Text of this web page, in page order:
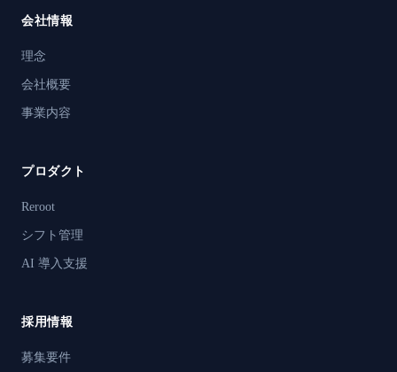
会社情報
理念
会社概要
事業内容
プロダクト
Reroot
シフト管理
AI 導入支援
採用情報
募集要件